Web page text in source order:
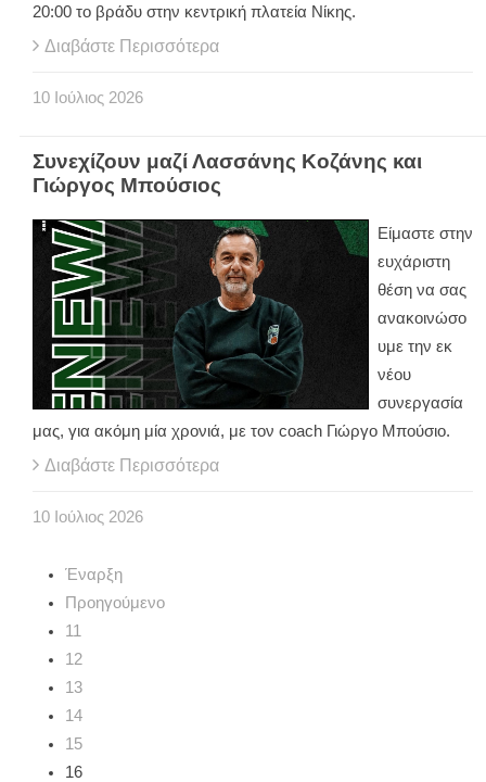
20:00 το βράδυ στην κεντρική πλατεία Νίκης.
Διαβάστε Περισσότερα
10 Ιούλιος 2026
Συνεχίζουν μαζί Λασσάνης Κοζάνης και
Γιώργος Μπούσιος
Είμαστε στην
ευχάριστη
θέση να σας
ανακοινώσο
υμε την εκ
νέου
συνεργασία
μας, για ακόμη μία χρονιά, με τον coach Γιώργο Μπούσιο.
Διαβάστε Περισσότερα
10 Ιούλιος 2026
Έναρξη
Προηγούμενο
11
12
13
14
15
16